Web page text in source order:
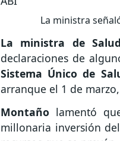
La ministra
La ministra de
declaraciones de
Sistema Único de
arranque el 1 de
Montaño lamentó
millonaria inversión del